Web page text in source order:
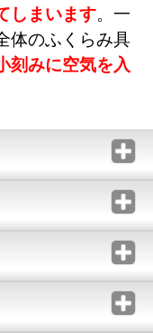
しまいます。一
体のふくらみ具
刻みに空気を入